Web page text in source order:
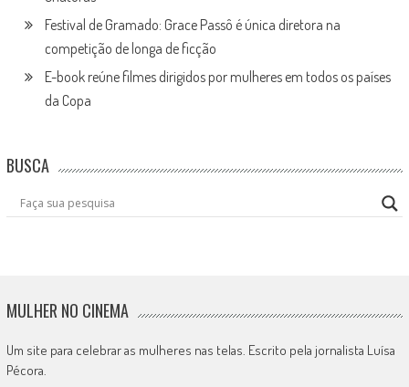
Festival de Gramado: Grace Passô é única diretora na
competição de longa de ficção
E-book reúne filmes dirigidos por mulheres em todos os países
da Copa
BUSCA
MULHER NO CINEMA
Um site para celebrar as mulheres nas telas. Escrito pela jornalista Luísa
Pécora.